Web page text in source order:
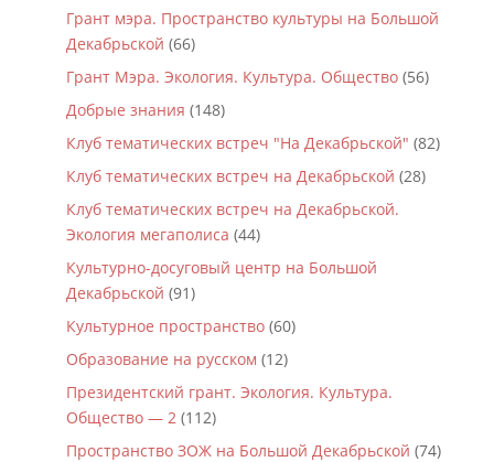
Грант мэра. Пространство культуры на Большой
Декабрьской (66)
Грант Мэра. Экология. Культура. Общество(56)
Добрые знания (148)
Клуб тематических встреч "На Декабрьской" (82)
Клуб тематических встреч на Декабрьской (28)
Клуб тематических встреч на Декабрьской.
Экология мегаполиса (44)
Культурно-досуговый центр на Большой
Декабрьской (91)
Культурное пространство(60)
Образование на русском (12)
Президентский грант. Экология. Культура.
Общество — 2(112)
Пространство ЗОЖ на Большой Декабрьской (74)